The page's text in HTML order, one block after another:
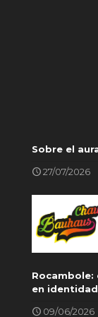
Sobre el
27/07/2026
en
09/06/2026